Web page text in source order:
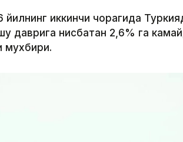
иккинчи чорагида
даврига нисбатан 2,6% га
мухбири.